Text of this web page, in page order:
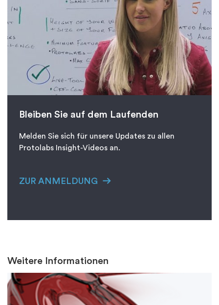
Bleiben Sie auf dem Laufenden
Melden Sie sich für unsere Updates zu allen
Protolabs Insight-Videos an.
ZUR ANMELDUNG
Weitere Informationen